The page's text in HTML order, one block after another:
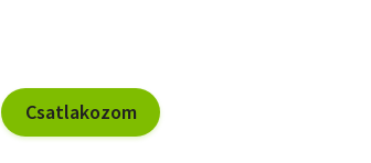
Csatlakozom